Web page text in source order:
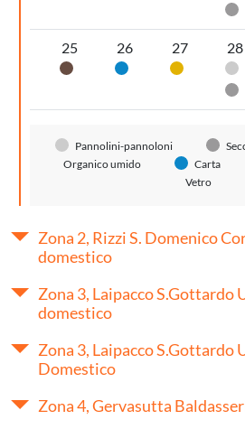
25
Organico umido
26
Carta
27
Plastica
28
Pannolini-pannoloni
Organico umido
Carta
Vetro
Zona 2, Rizzi S. Domenico
domestico
Zona 3, Laipacco S.Gottardo
domestico
Zona 3, Laipacco S.Gottardo
Domestico
Zona 4, Gervasutta